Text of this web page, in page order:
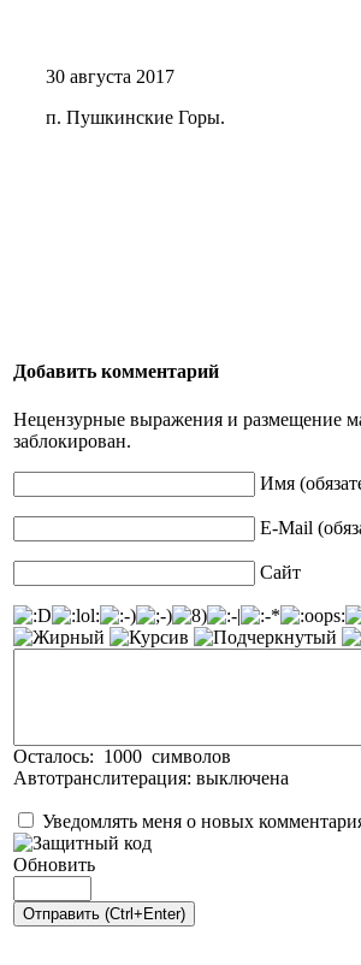
30 августа 2017
п. Пушкинские Горы.
Добавить комментарий
Нецензурные выражения и размещение
заблокирован.
Имя
E-Mail
Сайт
Осталось: 1000 символов
Автотранслитерация: выключена
Уведомлять меня о новых
Обновить